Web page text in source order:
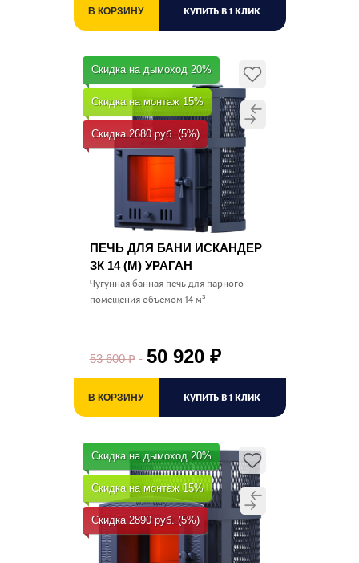
В КОРЗИНУ КУПИТЬ В 1 КЛИК
Скидка на дымоход 20%
Скидка на монтаж 15%
Скидка 2680 руб. (5%)
ПЕЧЬ ДЛЯ БАНИ ИСКАНДЕР
ЗК 14 (M) УРАГАН
Чугунная банная печь для парного
помещения объемом 14 м³
53 600₽ 50 920 ₽
В КОРЗИНУ КУПИТЬ В 1 КЛИК
Скидка на дымоход 20%
Скидка на монтаж 15%
Скидка 2890 руб. (5%)